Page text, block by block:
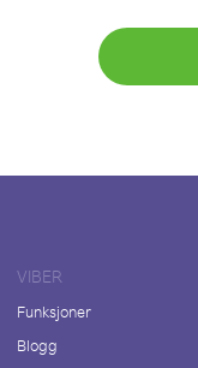
VIBER
Funksjoner
Blogg